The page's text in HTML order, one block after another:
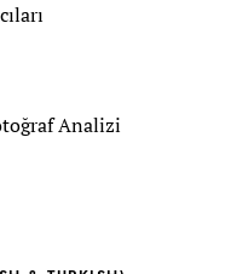
Analizi